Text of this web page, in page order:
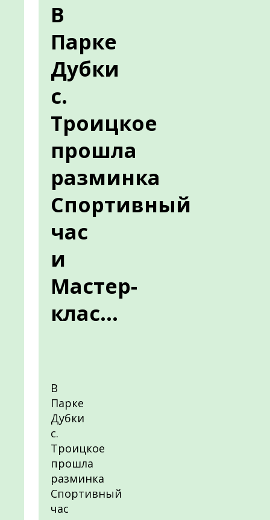
В
Парке
Дубки
с.
Троицкое
прошла
разминка
Спортивный
час
и
Мастер-
клас...
В
Парке
Дубки
с.
Троицкое
прошла
разминка
Спортивный
час